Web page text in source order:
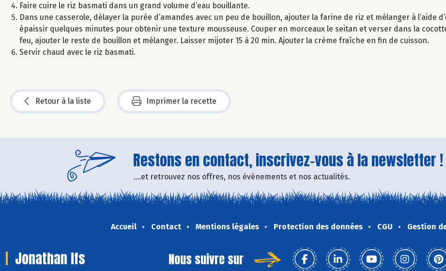
Faire cuire le riz basmati dans un grand volume d’eau bouillante.
Dans une casserole, délayer la purée d’amandes avec un peu de bouillon, ajouter la farine de riz et mélanger à l’aide
épaissir quelques minutes pour obtenir une texture mousseuse. Couper en morceaux le seitan et verser dans la
feu, ajouter le reste de bouillon et mélanger. Laisser mijoter 15 à 20 min. Ajouter la crème fraîche en fin de cuisson.
Servir chaud avec le riz basmati.
Retour à la liste Imprimer la recette
Restons en contact, inscrivez-vous à la newsletter !
....et retrouvez nos offres, nos événements et nos actualités.
Accueil Contact Mentions légales Protection des données CGU Gestion
Jonathan Ifs Nous suivre sur